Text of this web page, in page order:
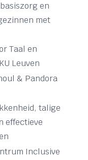
en
met
Taal en
Leuven
& Pandora
talige
effectieve
Inclusive